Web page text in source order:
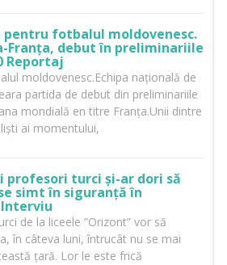
pentru fotbalul moldovenesc.
Franța, debut în preliminariile
Reportaj
moldovenesc.Echipa națională de
partida de debut din preliminariile
mondială en titre Franța.Unii dintre
ai momentului,
profesori turci și-ar dori să
simt în siguranță în
Interviu
de la liceele ”Orizont” vor să
în câteva luni, întrucât nu se mai
țară. Lor le este frică